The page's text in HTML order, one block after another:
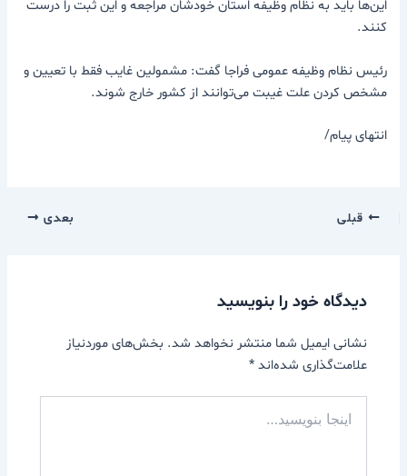
این‌ها باید به نظام وظیفه استان خودشان مراجعه و این ثبت را درست
کنند.
رئیس نظام وظیفه عمومی فراجا گفت: مشمولین غایب فقط با تعیین و
مشخص کردن علت غیبت می‌توانند از کشور خارج شوند.
انتهای پیام/
قبلی بعدی
دیدگاه‌ خود را بنویسید
نشانی ایمیل شما منتشر نخواهد شد. بخش‌های موردنیاز
علامت‌گذاری شده‌اند*
بنویسید…